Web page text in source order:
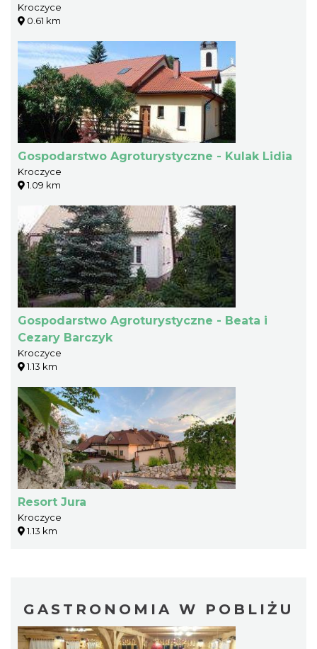
Kroczyce
0.61 km
Gospodarstwo Agroturystyczne - Kulak Lidia
Kroczyce
1.09 km
Gospodarstwo Agroturystyczne - Beata i
Cezary Barczyk
Kroczyce
1.13 km
Resort Jura
Kroczyce
1.13 km
GASTRONOMIA W POBLIŻU